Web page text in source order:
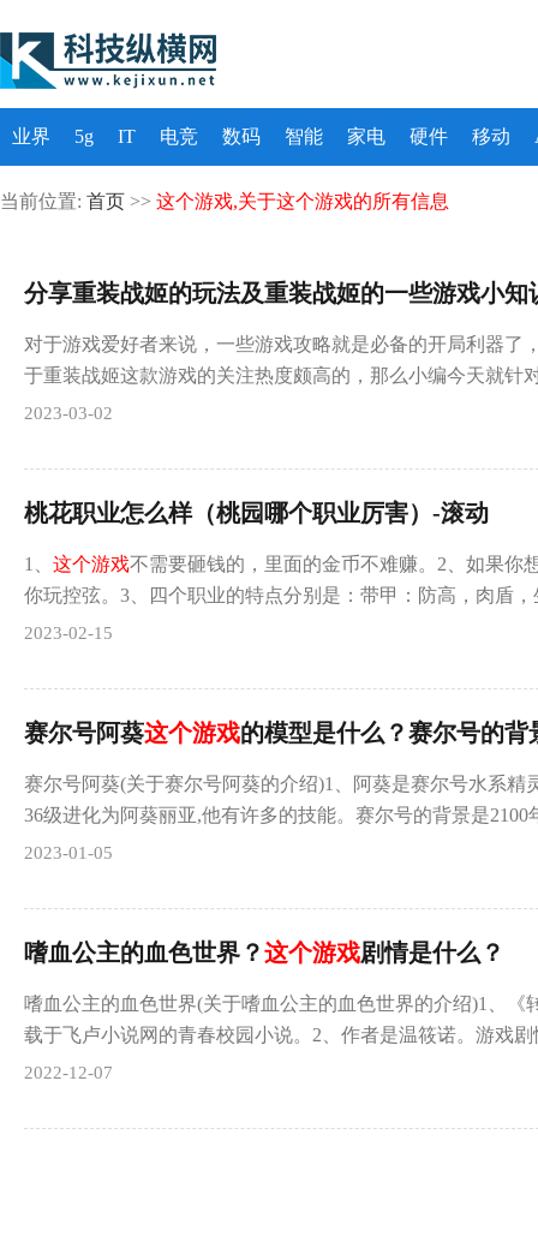
业界 5g IT 电竞 数码 智能 家电 硬件 移动
当前位置: 首页 >> 这个游戏,关于这个游戏的所有信息
分享重装战姬的玩法及重装战姬的一些游戏小知
对于游戏爱好者来说，一些游戏攻略就是必备的开局利器了
于重装战姬这款游戏的关注热度颇高的，那么小编今天就针
2023-03-02
桃花职业怎么样（桃园哪个职业厉害）-滚动
1、 这个游戏不需要砸钱的，里面的金币不难赚。2、如果你
你玩控弦。3、四个职业的特点分别是：带甲：防高，肉盾
2023-02-15
赛尔号阿葵这个游戏的模型是什么？赛尔号的背
赛尔号阿葵(关于赛尔号阿葵的介绍)1、阿葵是赛尔号水系精
36级进化为阿葵丽亚,他有许多的技能。赛尔号的背景是2100
2023-01-05
嗜血公主的血色世界？这个游戏剧情是什么？
嗜血公主的血色世界(关于嗜血公主的血色世界的介绍)1、《
载于飞卢小说网的青春校园小说。2、作者是温筱诺。游戏剧
2022-12-07